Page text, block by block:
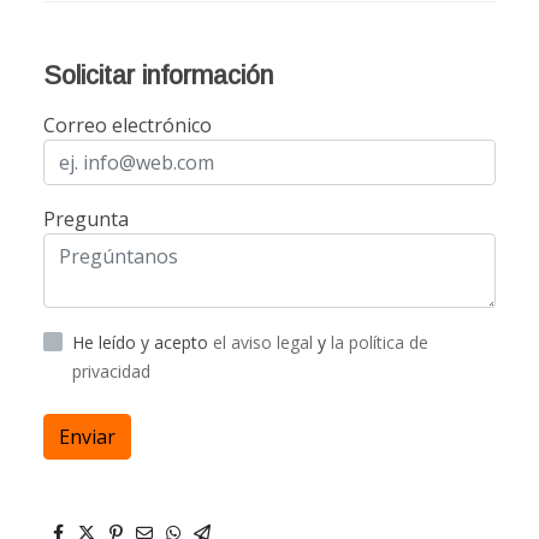
Solicitar información
Correo electrónico
Pregunta
He leído y acepto el aviso legal y la política de
privacidad
Enviar